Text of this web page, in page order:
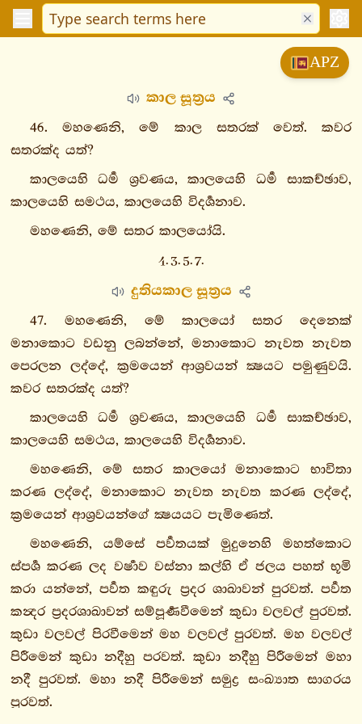
මජ්ඣිමනිකාය
සංයුත්තනිකාය
අඞ්ගුත්තරනිකාය
1. එකක
චතුක්කනිපාතො
1. පඨමො
2. දුතියො
පණ්ණාසකො
3. තතියො
පණ්ණාසකො
1.
වලාහකවග්ගො
2.
කෙසිවග්ගො
3.
භයවග්ගො
4.
පුග්ගලවග්ගො
APZ
කාල සූත්‍රය
46. මහණෙනි, මේ කාල සතරක් වෙත්. කවර
සතරක්ද යත්?
කාලයෙහි ධර්‍ම ශ්‍රවණය, කාලයෙහි ධර්‍ම සාකච්ඡාව,
කාලයෙහි සමථය, කාලයෙහි විදර්‍ශනාව.
මහණෙනි, මේ සතර කාලයෝයි.
4. 3. 5. 7.
දුතියකාල සූත්‍රය
47. මහණෙනි, මේ කාලයෝ සතර දෙනෙක්
මනාකොට වඩනු ලබන්නේ, මනාකොට නැවත නැවත
පෙරලන ලද්දේ, ක්‍රමයෙන් ආශ්‍රවයන් ක්‍ෂයට පමුණුවයි.
කවර සතරක්ද යත්?
කාලයෙහි ධර්‍ම ශ්‍රවණය, කාලයෙහි ධර්‍ම සාකච්ඡාව,
කාලයෙහි සමථය, කාලයෙහි විදර්‍ශනාව.
මහණෙනි, මේ සතර කාලයෝ මනාකොට භාවිතා
කරණ ලද්දේ, මනාකොට නැවත නැවත කරණ ලද්දේ,
ක්‍රමයෙන් ආශ්‍රවයන්ගේ ක්‍ෂයයට පැමිණෙත්.
මහණෙනි, යම්සේ පර්‍වතයක් මුදුනෙහි මහත්කොට
ස්පර්‍ශ කරණ ලද වර්‍ෂාව වස්නා කල්හි ඒ ජලය පහත් භූමි
කරා යන්නේ, පර්‍වත කඳුරු ප්‍රදර ශාඛාවන් පුරවත්. පර්‍වත
කන්‍දර ප්‍රදරශාඛාවන් සම්පූර්‍ණවීමෙන් කුඩා වලවල් පුරවත්.
කුඩා වලවල් පිරවීමෙන් මහ වලවල් පුරවත්. මහ වලවල්
පිරීමෙන් කුඩා නදීහු පරවත්. කුඩා නදීහු පිරීමෙන් මහා
නදී පුරවත්. මහා නදී පිරීමෙන් සමුද්‍ර සංඛ්‍යාත සාගරය
පුරවත්.